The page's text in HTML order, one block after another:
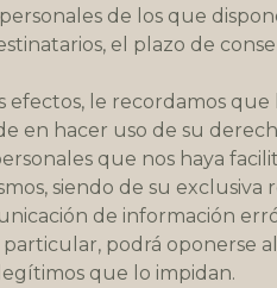
de los que
el plazo de
efectos, le recordamos
en hacer uso de su
que nos haya
siendo de su
de información
podrá
que lo impidan.